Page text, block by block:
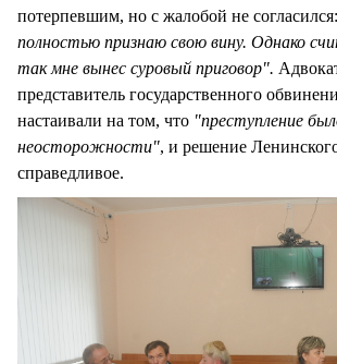
потерпевшим, но с жалобой не согласился:
полностью признаю свою вину. Однако
так мне вынес суровый приговор".
представитель государственного
настаивали на том, что "преступление
неосторожности", и решение
справедливое.